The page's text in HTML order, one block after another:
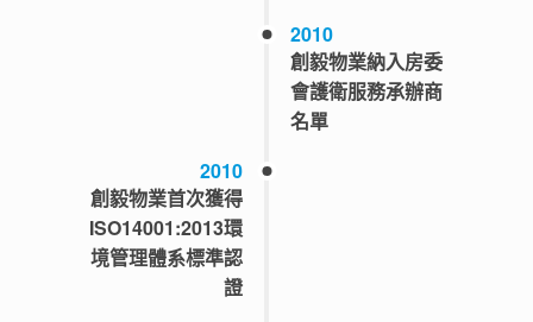
2010
創毅物業納入房委
會護衛服務承辦商
名單
2010
創毅物業首次獲得
ISO14001:2013環
境管理體系標準認
證